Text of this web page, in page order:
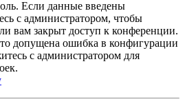
Если данные введены
с администратором, чтобы
вам закрыт доступ к конференции.
допущена ошибка в конфигурации
с администратором для